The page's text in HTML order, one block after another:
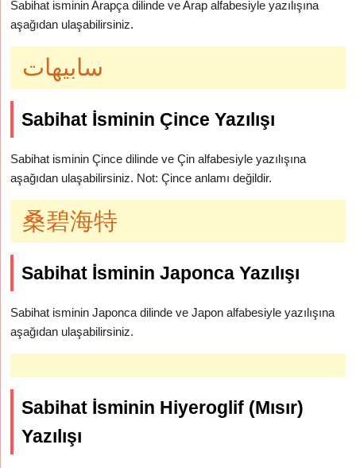
Sabihat isminin Arapça dilinde ve Arap alfabesiyle yazılışına
aşağıdan ulaşabilirsiniz.
سابيهات
Sabihat İsminin Çince Yazılışı
Sabihat isminin Çince dilinde ve Çin alfabesiyle yazılışına
aşağıdan ulaşabilirsiniz. Not: Çince anlamı değildir.
桑碧海特
Sabihat İsminin Japonca Yazılışı
Sabihat isminin Japonca dilinde ve Japon alfabesiyle yazılışına
aşağıdan ulaşabilirsiniz.
Sabihat İsminin Hiyeroglif (Mısır)
Yazılışı